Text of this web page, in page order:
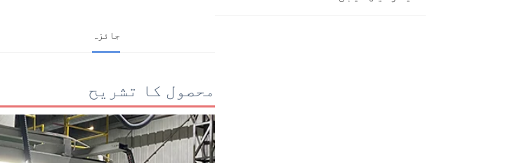
جائزہ
محصول کا تشریح